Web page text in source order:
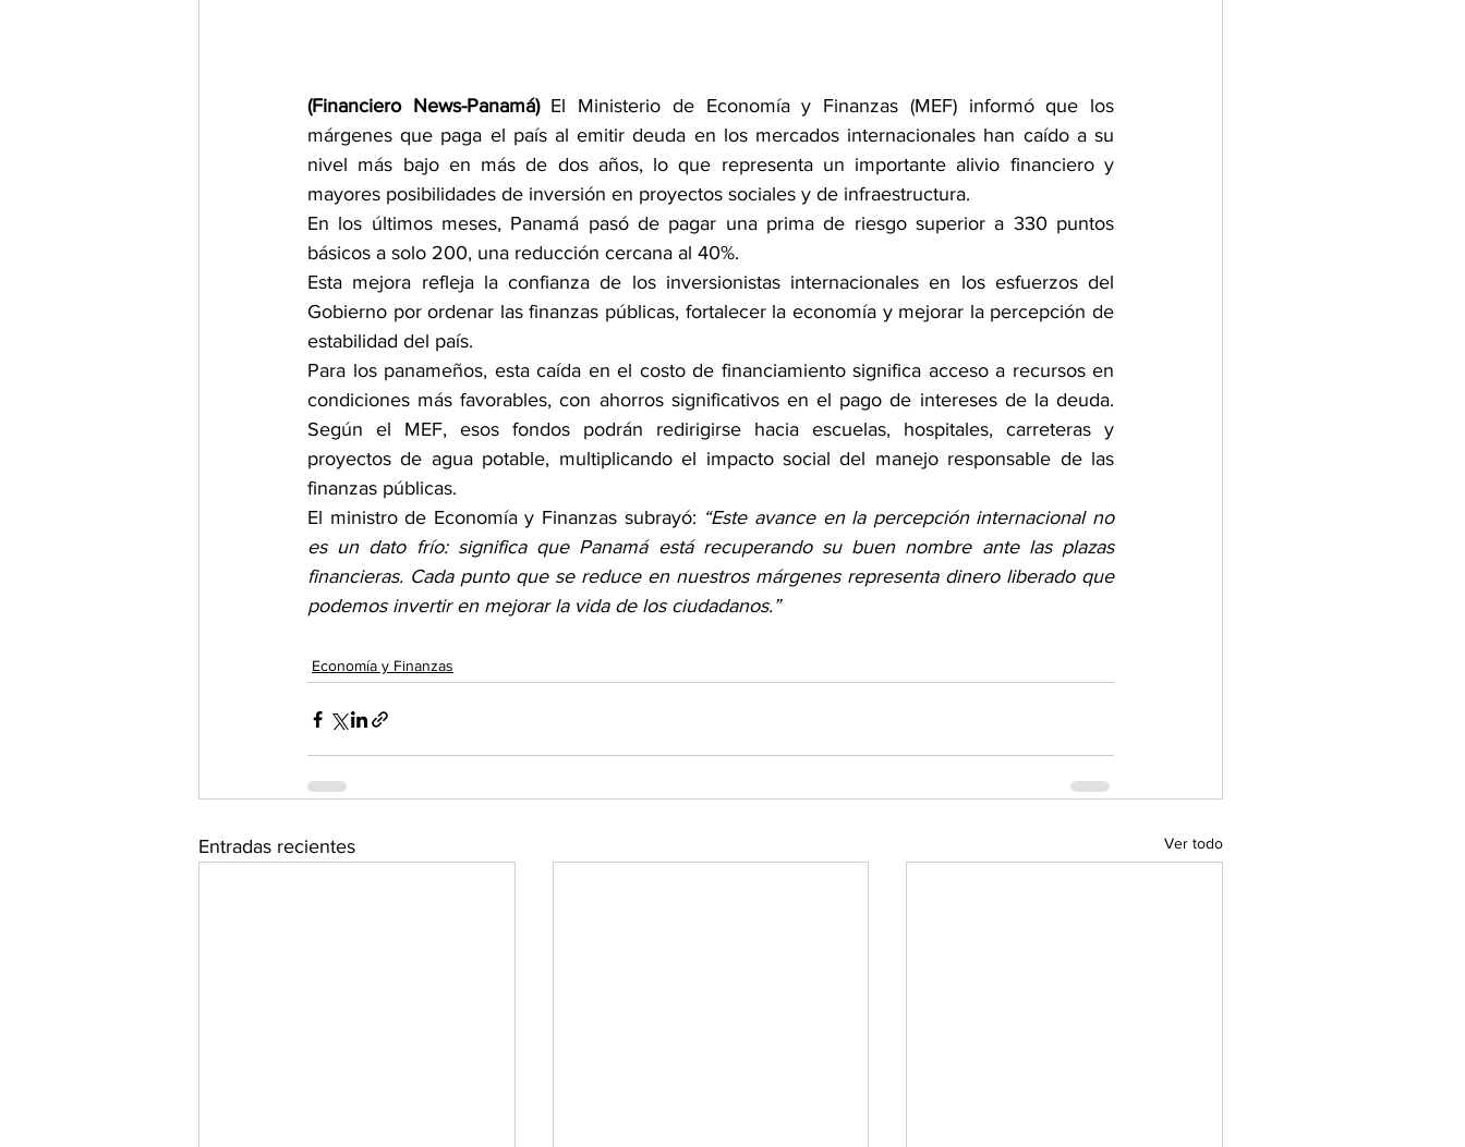
(Financiero News-Panamá) El Ministerio de Economía y Finanzas (MEF) informó que los
márgenes que paga el país al emitir deuda en los mercados internacionales han caído a su
nivel más bajo en más de dos años, lo que representa un importante alivio financiero y
mayores posibilidades de inversión en proyectos sociales y de infraestructura.
En los últimos meses, Panamá pasó de pagar una prima de riesgo superior a 330 puntos
básicos a solo 200, una reducción cercana al 40%.
Esta mejora refleja la confianza de los inversionistas internacionales en los esfuerzos del
Gobierno por ordenar las finanzas públicas, fortalecer la economía y mejorar la percepción de
estabilidad del país.
Para los panameños, esta caída en el costo de financiamiento significa acceso a recursos en
condiciones más favorables, con ahorros significativos en el pago de intereses de la deuda.
Según el MEF, esos fondos podrán redirigirse hacia escuelas, hospitales, carreteras y
proyectos de agua potable, multiplicando el impacto social del manejo responsable de las
finanzas públicas.
El ministro de Economía y Finanzas subrayó: “Este avance en la percepción internacional no
es un dato frío: significa que Panamá está recuperando su buen nombre ante las plazas
financieras. Cada punto que se reduce en nuestros márgenes representa dinero liberado que
podemos invertir en mejorar la vida de los ciudadanos.”
Economía y Finanzas
Entradas recientes Ver todo